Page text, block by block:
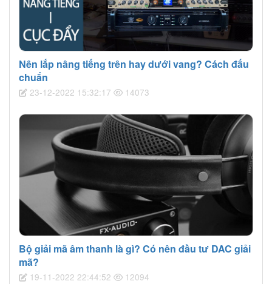
Nên lắp nâng tiếng trên hay dưới vang? Cách đấu
chuẩn
23-12-2022 15:32:17 14073
Bộ giải mã âm thanh là gì? Có nên đầu tư DAC giải
mã?
19-11-2022 22:44:52 12094